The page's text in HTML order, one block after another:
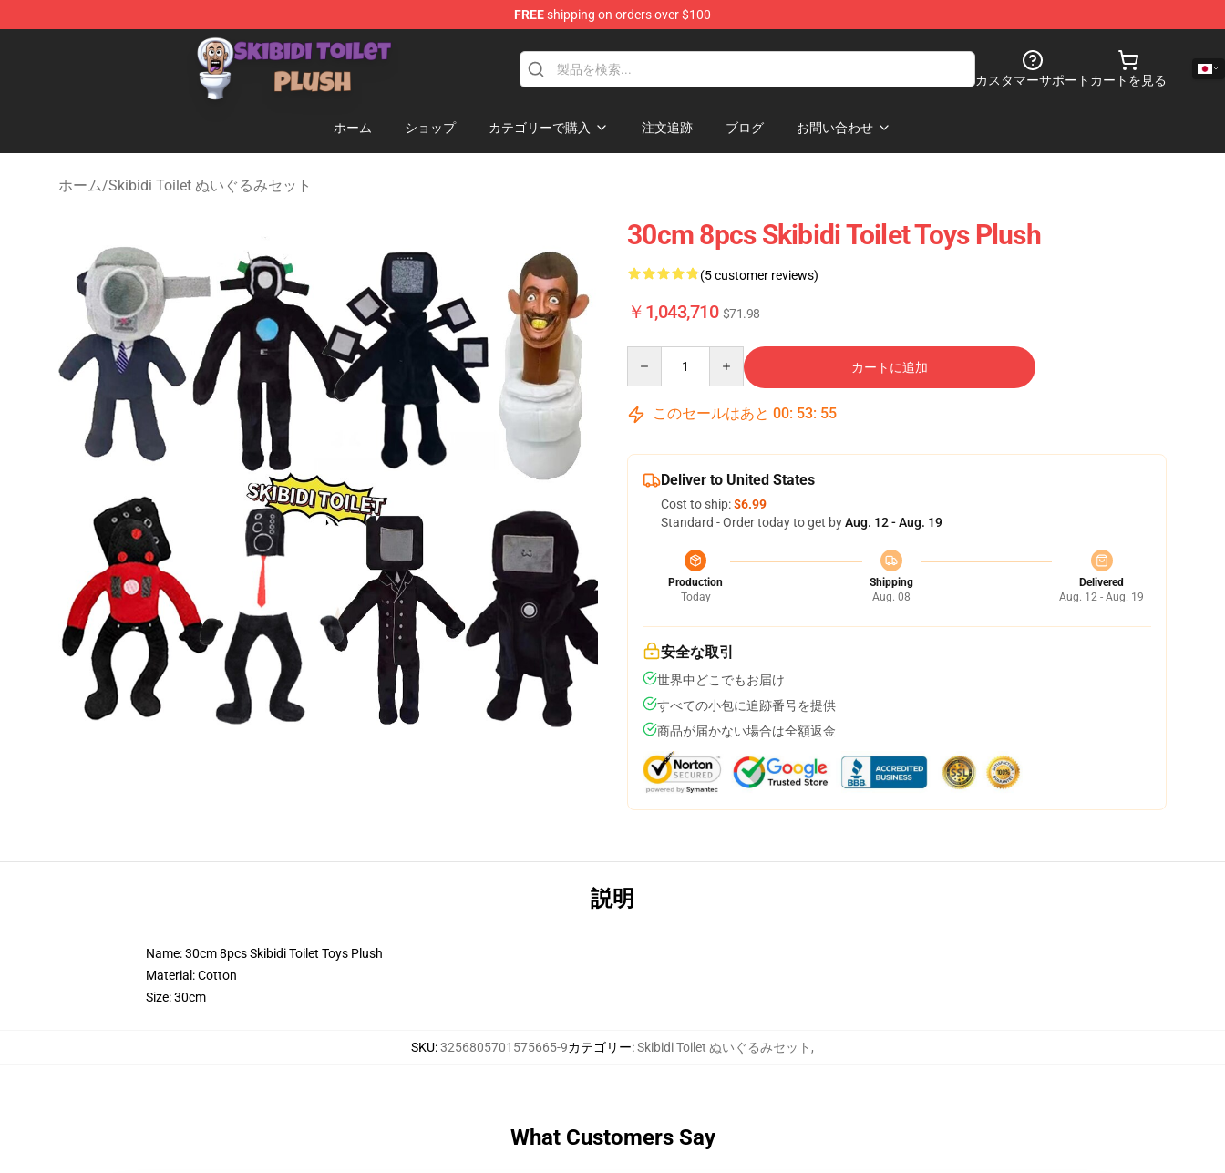
FREEshipping on orders over $100
Skibidi Toilet Plush Shop - Official Skibidi Toilet Plush Store
カスタマーサポート カートを見る
ホーム ショップ カテゴリーで購入 注文追跡 ブログ お問い合わせ
ホーム/Skibidi Toilet ぬいぐるみセット
30cm 8pcs Skibidi Toilet Toys Plush
(5 customer reviews)
￥1,043,710 $71.98
カートに追加
このセールはあと 00: 53: 54
Deliver to United States
Cost to ship:$6.99
Standard - Order today to get byAug. 12 - Aug. 19
Production
Today
Shipping
Aug. 08
Delivered
Aug. 12 - Aug. 19
安全な取引
世界中どこでもお届け
すべての小包に追跡番号を提供
商品が届かない場合は全額返金
説明
Name: 30cm 8pcs Skibidi Toilet Toys Plush
Material: Cotton
Size: 30cm
SKU:3256805701575665-9カテゴリー:Skibidi Toilet ぬいぐるみセット ,
What Customers Say